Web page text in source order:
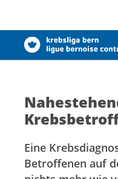
Eine
Betroffenen auf